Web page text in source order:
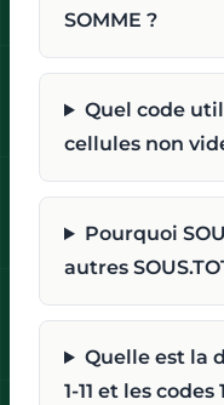
SOMME ?
Quel code
cellules non
Pourquoi
autres
Quelle est la
1-11 et les codes